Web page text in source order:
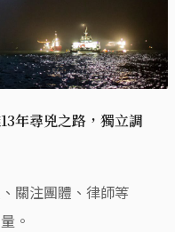
年尋兇之路，獨立調
關注團體、律師等
。